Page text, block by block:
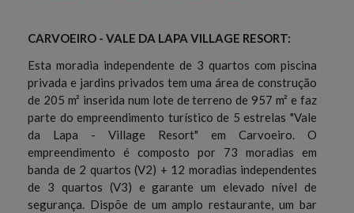
CARVOEIRO - VALE DA LAPA VILLAGE RESORT:
Esta moradia independente de 3 quartos com piscina
privada e jardins privados tem uma área de construção
de 205 m² inserida num lote de terreno de 957 m² e faz
parte do empreendimento turístico de 5 estrelas "Vale
da Lapa - Village Resort" em Carvoeiro. O
empreendimento é composto por 73 moradias em
banda de 2 quartos (V2) + 12 moradias independentes
de 3 quartos (V3) e garante um elevado nível de
segurança. Dispõe de um amplo restaurante, um bar